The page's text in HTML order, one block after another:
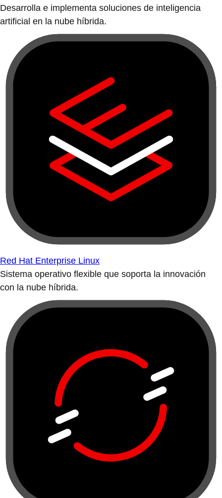
Desarrolla e implementa soluciones de inteligencia
artificial en la nube híbrida.
Red Hat Enterprise Linux
Sistema operativo flexible que soporta la innovación
con la nube híbrida.